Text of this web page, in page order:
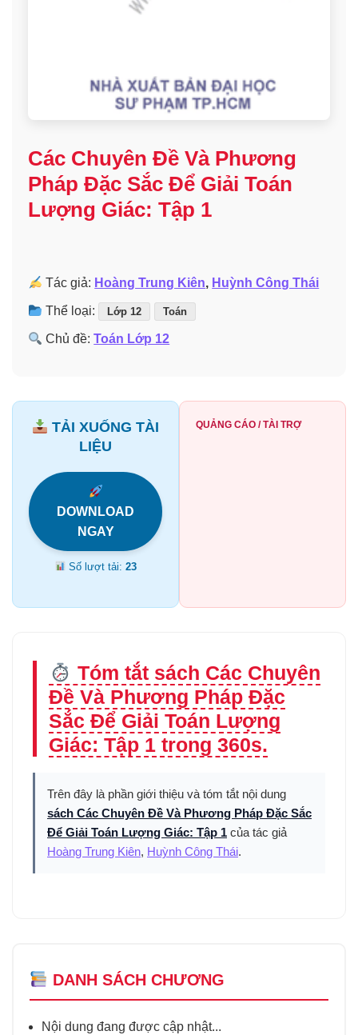
Các Chuyên Đề Và Phương
Pháp Đặc Sắc Để Giải Toán
Lượng Giác: Tập 1
Tác giả: Hoàng Trung Kiên, Huỳnh Công Thái
Thể loại: Lớp 12 Toán
Chủ đề:Toán Lớp 12
TẢI XUỐNG TÀI
LIỆU
DOWNLOAD
NGAY
Số lượt tải:23
QUẢNG CÁO / TÀI TRỢ
Tóm tắt sách Các Chuyên
Đề Và Phương Pháp Đặc
Sắc Để Giải Toán Lượng
Giác: Tập 1 trong 360s.
Trên đây là phần giới thiệu và tóm tắt nội dung
sách Các Chuyên Đề Và Phương Pháp Đặc Sắc
Để Giải Toán Lượng Giác: Tập 1 của tác giả
Hoàng Trung Kiên, Huỳnh Công Thái.
DANH SÁCH CHƯƠNG
Nội dung đang được cập nhật...